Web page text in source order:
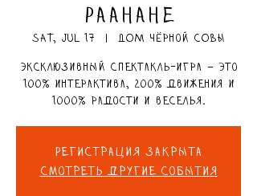
Раанане
Sat, Jul 17 ДОМ чёрной СОВЫ
Эксклюзивный спектакль-игра – это
100% интерактива, 200% движения и
1000% радости и веселья.
Регистрация закрыта
Смотреть другие события